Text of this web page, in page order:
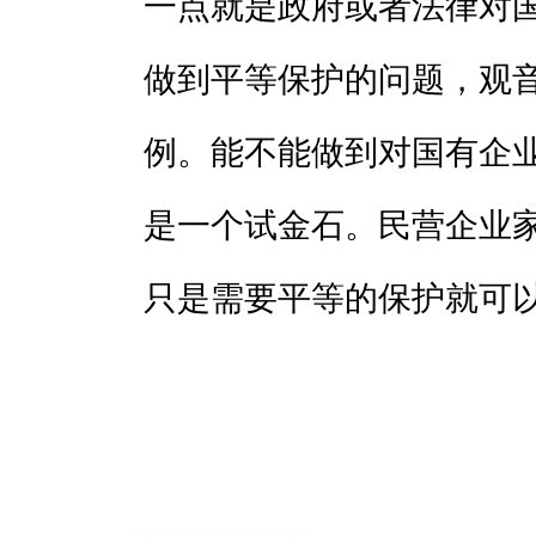
做到平等保护的问题，观
例。能不能做到对国有企
是一个试金石。民营企业
只是需要平等的保护就可